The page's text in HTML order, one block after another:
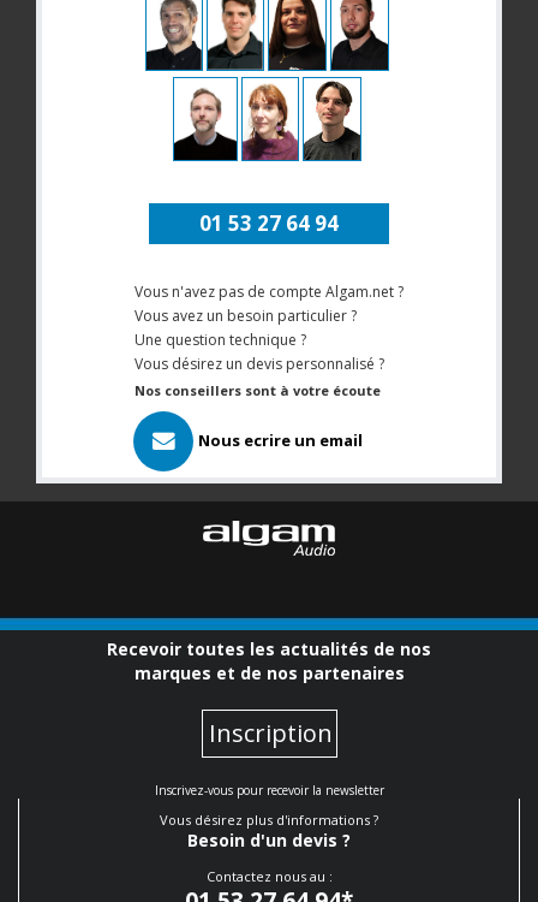
01 53 27 64 94
Vous n'avez pas de compte Algam.net ?
Vous avez un besoin particulier ?
Une question technique ?
Vous désirez un devis personnalisé ?
Nos conseillers sont à votre écoute
Nous ecrire un email
Recevoir toutes les actualités de nos
marques et de nos partenaires
Inscription
Inscrivez-vous pour recevoir la newsletter
Vous désirez plus d'informations ?
Besoin d'un devis ?
Contactez nous au :